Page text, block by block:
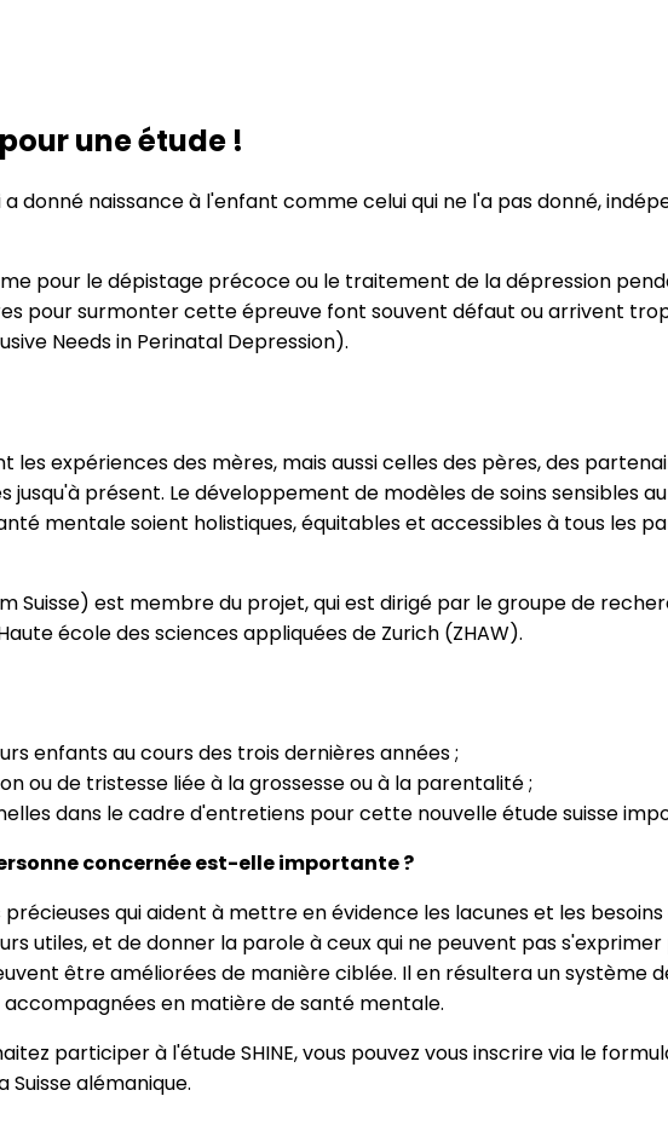
une étude !
donné naissance à l'enfant comme celui qui ne l'a pas donné,
pour le dépistage précoce ou le traitement de la dépression
pour surmonter cette épreuve font souvent défaut ou arrivent
Needs in Perinatal Depression).
expériences des mères, mais aussi celles des pères, des
présent. Le développement de modèles de soins sensibles
mentale soient holistiques, équitables et accessibles à tous les
est membre du projet, qui est dirigé par le groupe de
école des sciences appliquées de Zurich (ZHAW).
enfants au cours des trois dernières années ;
ou de tristesse liée à la grossesse ou à la parentalité ;
dans le cadre d'entretiens pour cette nouvelle étude suisse
concernée est-elle importante ?
qui aident à mettre en évidence les lacunes et les besoins
utiles, et de donner la parole à ceux qui ne peuvent pas
être améliorées de manière ciblée. Il en résultera un système
en matière de santé mentale.
participer à l'étude SHINE, vous pouvez vous inscrire via le
alémanique.